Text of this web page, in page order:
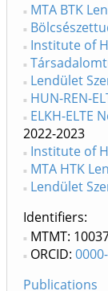
MTA BTK
Institute of
Lendület
HUN-REN-
ELKH-ELTE
2022-2023
Institute of
MTA HTK
Lendület
Identifiers
MTMT:
ORCID:
Publications